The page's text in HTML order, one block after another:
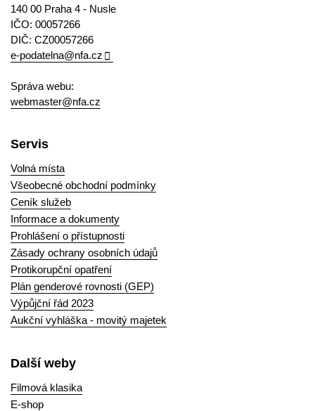
140 00 Praha 4 - Nusle
IČO: 00057266
DIČ: CZ00057266
e-podatelna@nfa.cz
Správa webu:
webmaster@nfa.cz
Servis
Volná místa
Všeobecné obchodní podmínky
Ceník služeb
Informace a dokumenty
Prohlášení o přístupnosti
Zásady ochrany osobních údajů
Protikorupční opatření
Plán genderové rovnosti (GEP)
Výpůjční řád 2023
Aukční vyhláška - movitý majetek
Další weby
Filmová klasika
E-shop